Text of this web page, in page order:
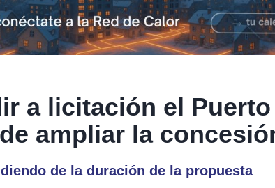
a licitación el
ampliar la
de la duración de la propuesta